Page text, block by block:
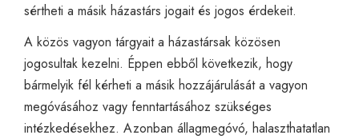
sértheti a másik házastárs jogait és jogos érdekeit.
A közös vagyon tárgyait a házastársak közösen
jogosultak kezelni. Éppen ebből következik, hogy
bármelyik fél kérheti a másik hozzájárulását a vagyon
megóvásához vagy fenntartásához szükséges
intézkedésekhez. Azonban állagmegóvó, halaszthatatlan